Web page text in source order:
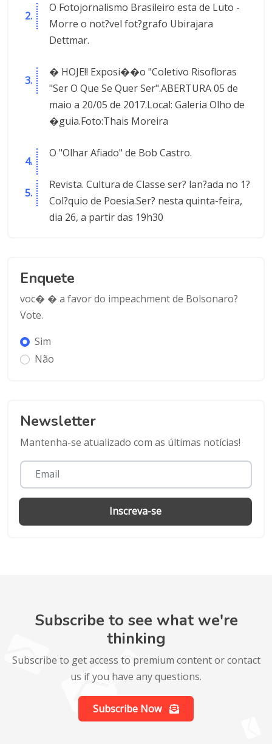
O Fotojornalismo Brasileiro esta de Luto -
Morre o not?vel fot?grafo Ubirajara
Dettmar.
� HOJE!! Exposi��o "Coletivo Risofloras
"Ser O Que Se Quer Ser".ABERTURA 05 de
maio a 20/05 de 2017.Local: Galeria Olho de
�guia.Foto:Thais Moreira
O "Olhar Afiado" de Bob Castro.
Revista. Cultura de Classe ser? lan?ada no 1?
Col?quio de Poesia.Ser? nesta quinta-feira,
dia 26, a partir das 19h30
Enquete
voc� � a favor do impeachment de Bolsonaro?
Vote.
Sim
Não
Newsletter
Mantenha-se atualizado com as últimas notícias!
Inscreva-se
Subscribe to see what we're
thinking
Subscribe to get access to premium content or contact
us if you have any questions.
Subscribe Now